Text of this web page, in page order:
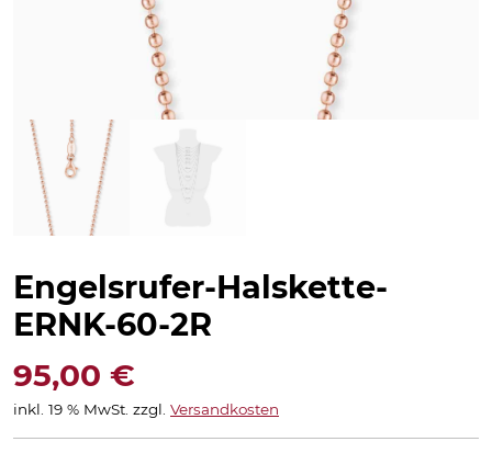
Engelsrufer-Halskette-
ERNK-60-2R
95,00 €
inkl. 19 % MwSt. zzgl. Versandkosten